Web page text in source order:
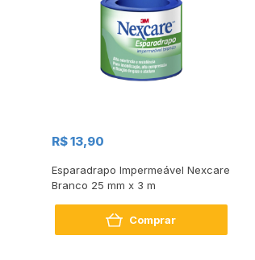
R$ 13,90
Esparadrapo Impermeável Nexcare
Branco 25 mm x 3 m
Comprar